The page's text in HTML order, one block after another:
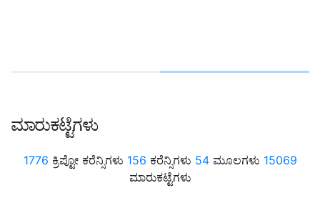
ಮಾರುಕಟ್ಟೆಗಳು
1776 ಕ್ರಿಪ್ಟೋ ಕರೆನ್ಸಿಗಳು 156 ಕರೆನ್ಸಿಗಳು 54ಮೂಲಗಳು 15069
ಮಾರುಕಟ್ಟೆಗಳು